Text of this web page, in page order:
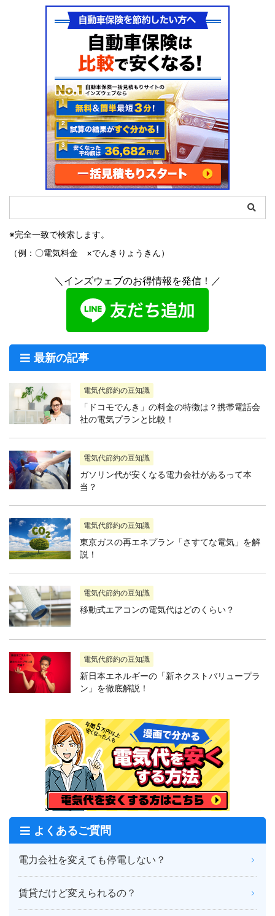
※完全一致で検索します。
（例：〇電気料金 ×でんきりょうきん）
＼インズウェブのお得情報を発信！／
最新の記事
電気代節約の豆知識
「ドコモでんき」の料金の特徴は？携帯電話会
社の電気プランと比較！
電気代節約の豆知識
ガソリン代が安くなる電力会社があるって本
当？
電気代節約の豆知識
東京ガスの再エネプラン「さすてな電気」を解
説！
電気代節約の豆知識
移動式エアコンの電気代はどのくらい？
電気代節約の豆知識
新日本エネルギーの「新ネクストバリュープラ
ン」を徹底解説！
よくあるご質問
電力会社を変えても停電しない？
賃貸だけど変えられるの？